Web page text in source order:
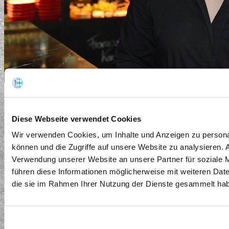
Diese Webseite verwendet Cookies
Wir verwenden Cookies, um Inhalte und Anzeigen zu
können und die Zugriffe auf unsere Website zu analysieren.
Verwendung unserer Website an unsere Partner für soziale
führen diese Informationen möglicherweise mit weiteren
die sie im Rahmen Ihrer Nutzung der Dienste gesammelt
Der Weg eine Hausdame einzustellen
Alle Angaben des FachkräfteNavigators sind Empfehlungen, die nach besten
Wissen ausgearbeitet wurden, jedoch ohne Gewähr. Bitte wenden Sie sich bei
rechtlichen und steuerrechtlichen Fragen an IhreBezirksgeschäftsstelle des
DEHOGA Bayern bzw. an Ihren Steuerberater. Für Rückfragen, Verbesserungs-
oder Korrekturvorschläge freuen wir uns auf Ihre Hinweise an
berufsbildung@dehoga-bayern.de
weibliche, teil die männliche Schreibweise genutzt. Selbstverständlich bezieht
dies immer beide Geschlechter ein.